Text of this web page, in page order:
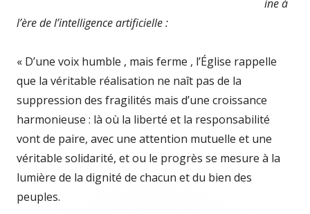
nouvelle
ine à
l’ère de l’intelligence artificielle :
« D’une voix humble , mais ferme , l’Église rappelle
que la véritable réalisation ne naît pas de la
suppression des fragilités mais d’une croissance
harmonieuse : là où la liberté et la responsabilité
vont de paire, avec une attention mutuelle et une
véritable solidarité, et ou le progrès se mesure à la
lumière de la dignité de chacun et du bien des
peuples.